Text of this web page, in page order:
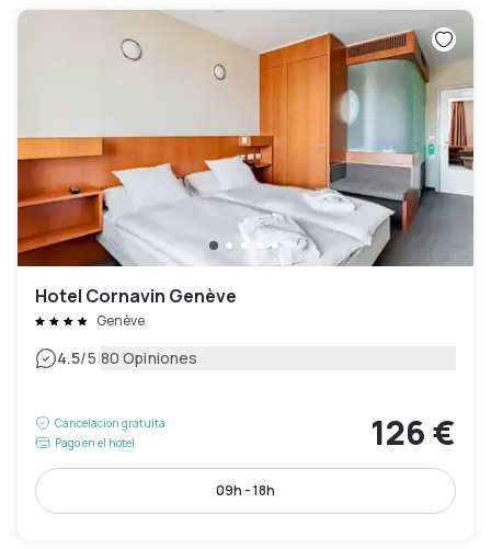
Hotel Cornavin Genève
Genève
4.5/5|80 Opiniones
Cancelación gratuita
Pago en el hotel
126 €
09h - 18h